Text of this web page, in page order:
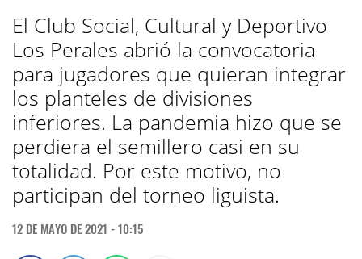
El Club Social, Cultural y Deportivo
Los Perales abrió la convocatoria
para jugadores que quieran integrar
los planteles de divisiones
inferiores. La pandemia hizo que se
perdiera el semillero casi en su
totalidad. Por este motivo, no
participan del torneo liguista.
12 DE MAYO DE 2021 - 10:15